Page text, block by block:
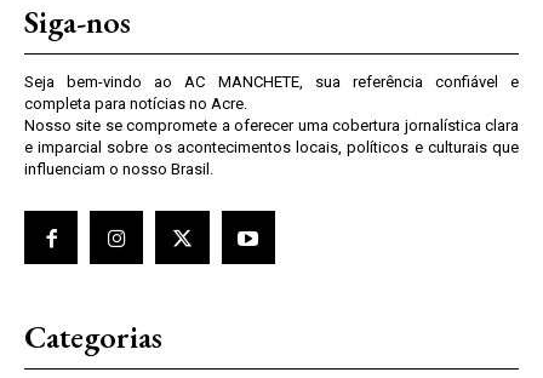
Siga-nos
Seja bem-vindo ao AC MANCHETE, sua referência confiável e
completa para notícias no Acre.
Nosso site se compromete a oferecer uma cobertura jornalística clara
e imparcial sobre os acontecimentos locais, políticos e culturais que
influenciam o nosso Brasil.
Categorias